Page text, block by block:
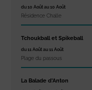
du 10 Août au 10 Août
Résidence Challe
Tchoukball et Spikeball
du 11 Août au 11 Août
Plage du passous
La Balade d’Anton